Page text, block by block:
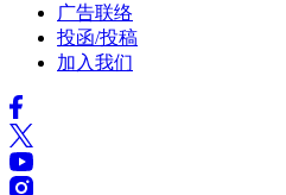
广告联络
投函/投稿
加入我们